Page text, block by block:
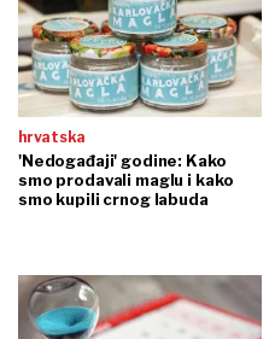
hrvatska
'Nedogađaji' godine: Kako
smo prodavali maglu i kako
smo kupili crnog labuda